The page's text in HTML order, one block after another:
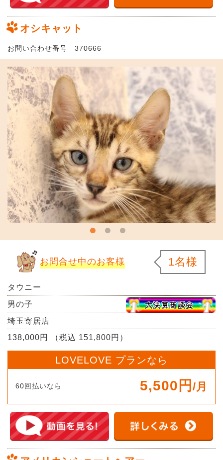
オシキャット
お問い合わせ番号 370666
お問合せ中のお客様 1名様
タウニー
男の子
埼玉寄居店
138,000円 （税込 151,800円）
LOVELOVE プランなら
60回払いなら 5,500円 /月